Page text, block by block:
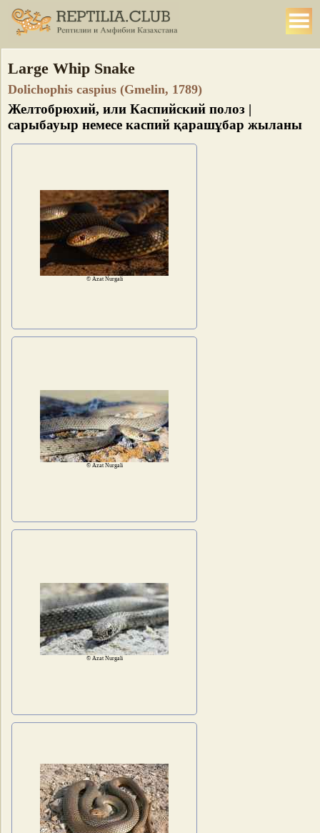
Large Whip Snake
Dolichophis caspius (Gmelin, 1789)
Желтобрюхий, или Каспийский полоз |
сарыбауыр немесе каспий қарашұбар жыланы
© Azat Nurgali
© Azat Nurgali
© Azat Nurgali